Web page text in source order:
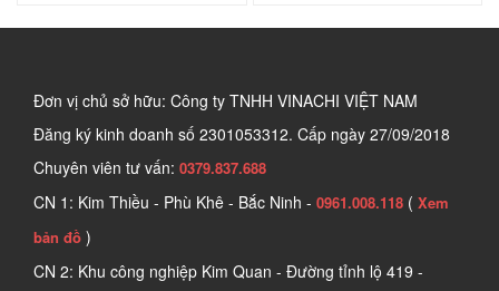
Đơn vị chủ sở hữu: Công ty TNHH VINACHI VIỆT NAM
Đăng ký kinh doanh số 2301053312. Cấp ngày 27/09/2018
Chuyên viên tư vấn: 0379.837.688
CN 1: Kim Thiều - Phù Khê - Bắc Ninh - 0961.008.118 ( Xem
bản đồ )
CN 2: Khu công nghiệp Kim Quan - Đường tỉnh lộ 419 -